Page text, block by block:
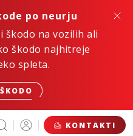
po neurju
škodo na vozilih ali
škodo najhitreje
spleta.
KONTAKTI